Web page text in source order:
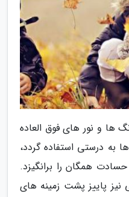
ها و نور های فوق العاده
به درستی استفاده گردد،
همگان را برانگیزد.
پاییز پشت زمینه های